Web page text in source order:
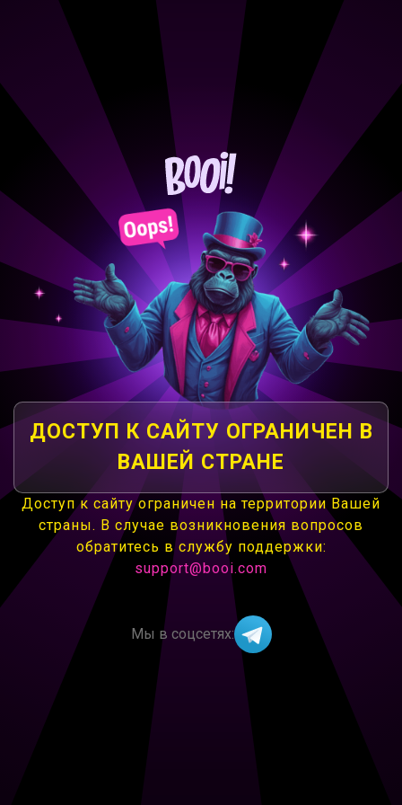
ДОСТУП К САЙТУ ОГРАНИЧЕН В
ВАШЕЙ СТРАНЕ
Доступ к сайту ограничен на территории Вашей
страны. В случае возникновения вопросов
обратитесь в службу поддержки:
support@booi.com
Мы в соцсетях: